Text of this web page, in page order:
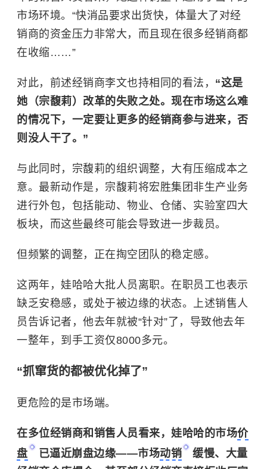
市场环境。“快消品要求出货快，体量大了对经
销商的资金压力非常大，而且现在很多经销商都
在收缩……”
对此，前述经销商李文也持相同的看法， “这是
她（宗馥莉）改革的失败之处。现在市场这么难
的情况下，一定要让更多的经销商参与进来，否
则没人干了。”
与此同时，宗馥莉的组织调整，大有压缩成本之
意。最新动作是，宗馥莉将宏胜集团非生产业务
进行外包，包括能动、物业、仓储、实验室四大
板块，而这些最终可能会导致进一步裁员。
但频繁的调整，正在掏空团队的稳定感。
这两年，娃哈哈大批人员离职。在职员工也表示
缺乏安稳感，或处于被边缘的状态。上述销售人
员告诉记者，他去年就被“针对”了，导致他去年
一整年，到手工资仅8000多元。
“抓窜货的都被优化掉了”
更危险的是市场端。
在多位经销商和销售人员看来，娃哈哈的市场价
盘
已逼近崩盘边缘——市场动销
缓慢、大量